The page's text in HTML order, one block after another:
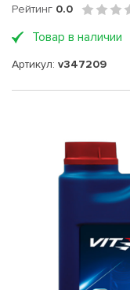
Рейтинг 0.0
Товар в наличии
Артикул: v347209